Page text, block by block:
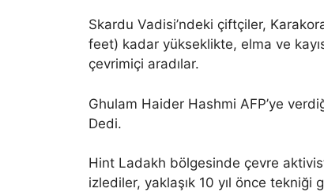
Skardu Vadisi’ndeki çiftçiler,
feet) kadar yükseklikte, elma ve
çevrimiçi aradılar.
Ghulam Haider Hashmi AFP’ye
Dedi.
Hint Ladakh bölgesinde çevre
izlediler, yaklaşık 10 yıl önce tekniği